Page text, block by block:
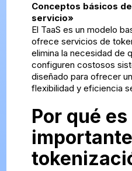
Conceptos básicos
servicio»
El TaaS es un modelo
ofrece servicios de
elimina la necesidad de
configuren costosos
diseñado para ofrecer
flexibilidad y eficiencia
Por qué es